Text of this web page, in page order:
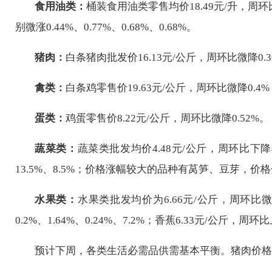
食用油类： 桶装食用油类零售均价18.49元/升，周环
别微涨0.44%、 0.77%、0.68%、0.68%。
猪肉： 白条猪肉批发价16.13元/公斤，周环比微降
禽类： 白条鸡零售价19.63元/公斤，周环比微降0.4%
蛋类： 鸡蛋零售价8.22元/公斤，周环比微降0.52%。
蔬菜类： 蔬菜类批发均价4.48元/公斤， 周环比下
13.5%、 8.5%；价格涨幅较大的品种有莴笋、 豆芽 ，价
水果类： 水果类批发均价为6.66元/公斤，周环比
0.2%、1.64%、0.24%、7.2%； 香蕉6.33元/公斤 ， 周环比
预计下周，各类生活必需品供需基本平衡。 猪肉价